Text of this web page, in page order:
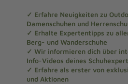
✓ Erfahre Neuigkeiten zu
Damenschuhen und
✓ Erhalte Expertentipps zu
Berg- und Wanderschuhe
✓ Wir informieren dich über
Info-Videos deines
✓ Erfahre als erster von
und Aktionen